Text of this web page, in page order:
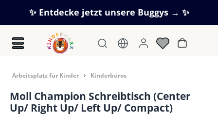
Zum Hauptinhalt springen
✨ Entdecke jetzt unsere Buggys → ✨
Arbeitsplatz für Kinder Kinderbüros
Moll Champion Schreibtisch (Center
Up/ Right Up/ Left Up/ Compact)